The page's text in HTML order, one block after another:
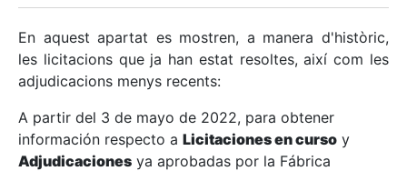
Mostra/Amaga
Mostra/Amaga
En aquest apartat es mostren, a manera d'històric,
les licitacions que ja han estat resoltes, així com les
adjudicacions menys recents:
A partir del 3 de mayo de 2022, para obtener
información respecto a Licitaciones en curso y
Adjudicaciones ya aprobadas por la Fábrica